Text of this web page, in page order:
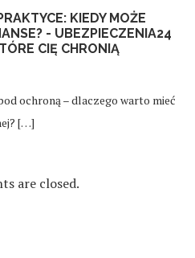
KIEDY MOŻE
- UBEZPIECZENIA24
CIĘ CHRONIĄ
ochroną – dlaczego warto mieć
[…]
are closed.